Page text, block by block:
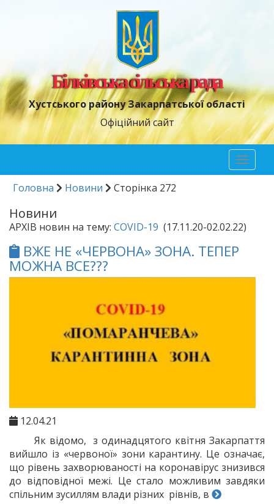
Білківська сільська рада
Хустського району Закарпатської області
Офіційний сайт
Toggle
Головна
Новини Сторінка 272
Новини
АРХІВ новин на тему: COVID-19 (17.11.20-02.02.22)
ВЖЕ НЕ «ЧЕРВОНА» ЗОНА. ТЕПЕР
МОЖНА ВСЕ???
12.04.21
Як відомо, з одинадцятого квітня Закарпаття
вийшло із «червоної» зони карантину. Це означає,
що рівень захворюваності на коронавірус знизився
до відповідної межі. Це стало можливим завдяки
спільним зусиллям влади різних рівнів, в